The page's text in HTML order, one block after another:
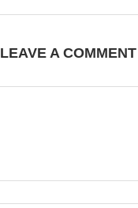
LEAVE A COMMENT